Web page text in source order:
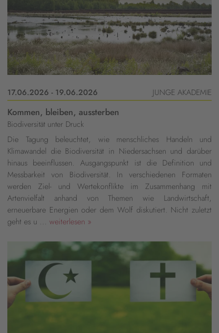
17.06.2026 - 19.06.2026 JUNGE AKADEMIE
Kommen, bleiben, aussterben
Biodiversität unter Druck
Die Tagung beleuchtet, wie menschliches Handeln und
Klimawandel die Biodiversität in Niedersachsen und darüber
hinaus beeinflussen. Ausgangspunkt ist die Definition und
Messbarkeit von Biodiversität. In verschiedenen Formaten
werden Ziel- und Wertekonflikte im Zusammenhang mit
Artenvielfalt anhand von Themen wie Landwirtschaft,
erneuerbare Energien oder dem Wolf diskutiert. Nicht zuletzt
geht es u ... weiterlesen »